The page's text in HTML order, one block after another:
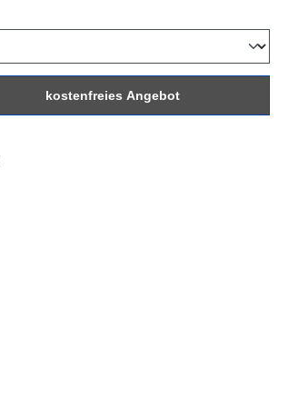
kostenfreies Angebot